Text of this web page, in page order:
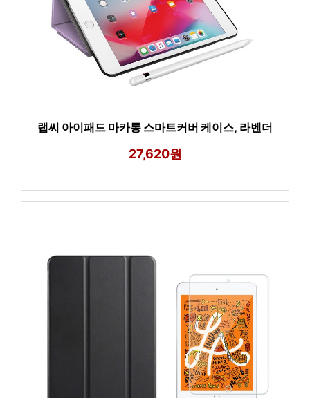
랩씨 아이패드 마카롱 스마트커버 케이스, 라벤더
27,620원